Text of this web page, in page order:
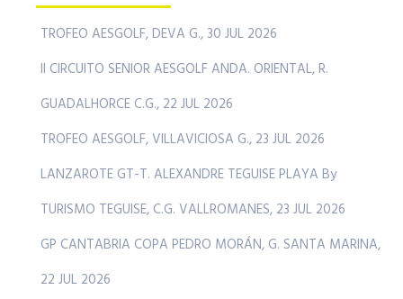
TROFEO AESGOLF, DEVA G., 30 JUL 2026
II CIRCUITO SENIOR AESGOLF ANDA. ORIENTAL, R.
GUADALHORCE C.G., 22 JUL 2026
TROFEO AESGOLF, VILLAVICIOSA G., 23 JUL 2026
LANZAROTE GT-T. ALEXANDRE TEGUISE PLAYA By
TURISMO TEGUISE, C.G. VALLROMANES, 23 JUL 2026
GP CANTABRIA COPA PEDRO MORÁN, G. SANTA MARINA,
22 JUL 2026